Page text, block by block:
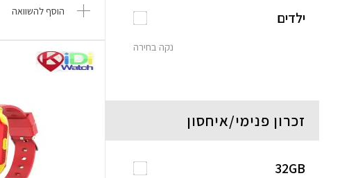
הוסף להשוואה
ילדים
נקה בחירה
זכרון פנימי/איחסון
32GB